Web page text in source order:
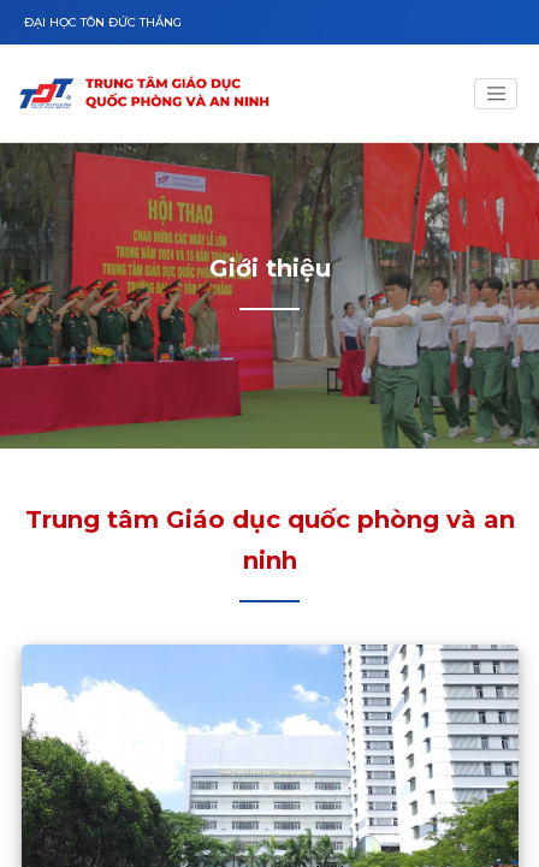
Nhảy đến nội dung
ĐẠI HỌC TÔN ĐỨC THẮNG
Giới thiệu
Trung tâm Giáo dục quốc phòng và an
ninh